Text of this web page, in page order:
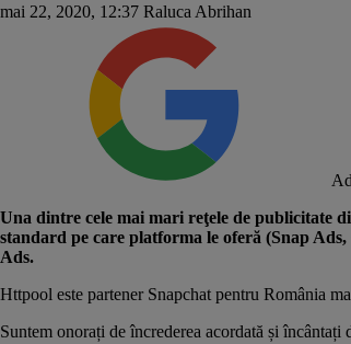
mai 22, 2020, 12:37 Raluca Abrihan
Una dintre cele mai mari reţele de publicitate
standard pe care platforma le oferă (Snap
Ads.
Httpool este partener Snapchat pentru România
Suntem onorați de încrederea acordată și